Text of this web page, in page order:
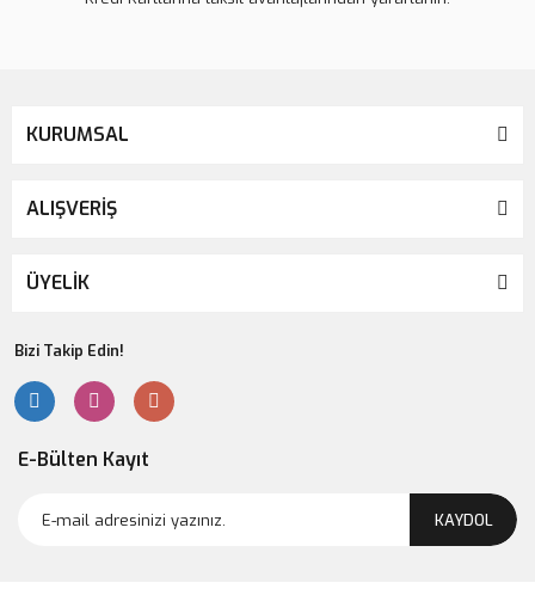
KURUMSAL
ALIŞVERİŞ
ÜYELİK
Bizi Takip Edin!
E-Bülten Kayıt
KAYDOL